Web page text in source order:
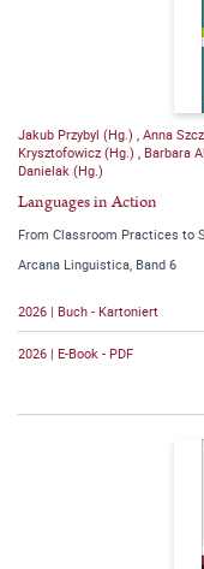
Jakub Przybyl (Hg.) , Anna
Krysztofowicz (Hg.) , Barbara
Danielak (Hg.)
Languages in Action
From Classroom Practices to
Arcana Linguistica, Band 6
2026 | Buch - Kartoniert
2026 | E-Book - PDF